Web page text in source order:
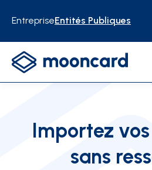
EntrepriseEntités Publiques
Importez
sans